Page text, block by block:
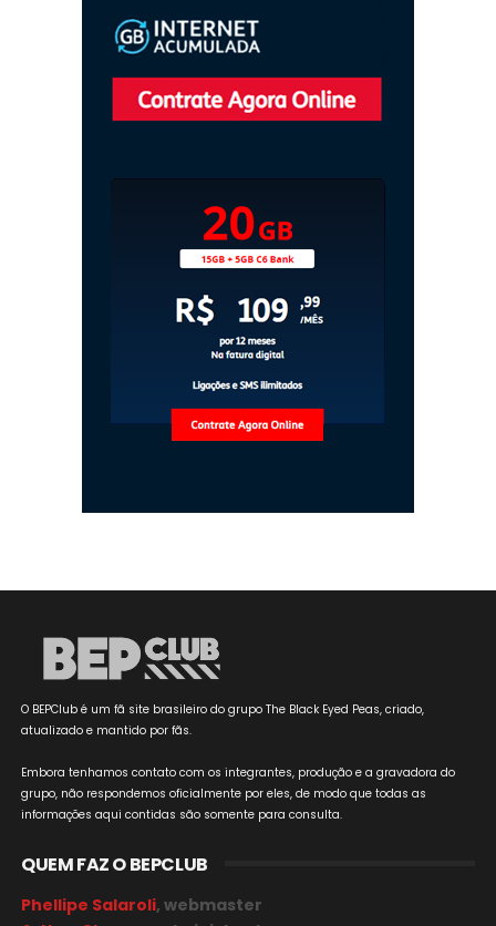
O BEPClub é um fã site brasileiro do grupo The Black Eyed Peas, criado,
atualizado e mantido por fãs.
Embora tenhamos contato com os integrantes, produção e a gravadora do
grupo, não respondemos oficialmente por eles, de modo que todas as
informações aqui contidas são somente para consulta.
QUEM FAZ O BEPCLUB
Phellipe Salaroli, webmaster